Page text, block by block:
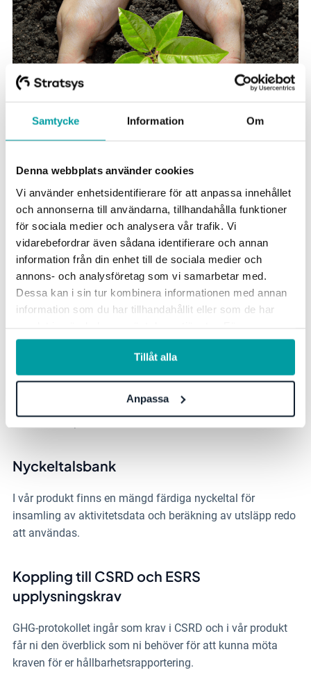
Samtycke Information Om
Denna webbplats använder cookies
Vi använder enhetsidentifierare för att anpassa innehållet
och annonserna till användarna, tillhandahålla funktioner
för sociala medier och analysera vår trafik. Vi
vidarebefordrar även sådana identifierare och annan
information från din enhet till de sociala medier och
annons- och analysföretag som vi samarbetar med.
Dessa kan i sin tur kombinera informationen med annan
information som du har tillhandahållit eller som de har
information, se vårintegritetspolicy.
Tillåt alla
Anpassa
Få stöd för ett effektivt
hållbarhetsarbete
Visualisering av GHG
Visualisera klimatberäkningarna aktivitet för aktivitet eller
scope för scope. I Stratsys får ni en tydlig överblick över
Nyckeltalsbank
I vår produkt finns en mängd färdiga nyckeltal för
insamling av aktivitetsdata och beräkning av utsläpp redo
att användas.
Koppling till CSRD och ESRS
upplysningskrav
GHG-protokollet ingår som krav i CSRD och i vår produkt
får ni den överblick som ni behöver för att kunna möta
kraven för er hållbarhetsrapportering.